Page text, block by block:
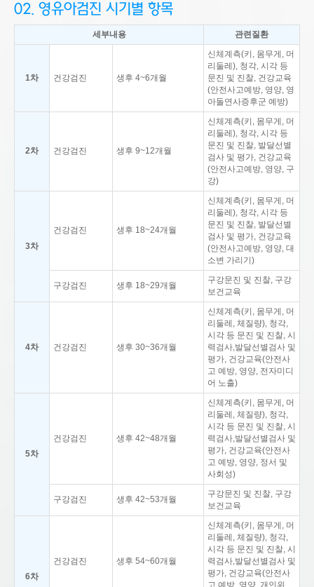
02. 영유아검진 시기별 항목
세부내용 관련질환
1차 건강검진 생후 4~6개월
신체계측(키, 몸무게, 머
리둘레), 청각, 시각 등
문진 및 진찰, 건강교육
(안전사고예방, 영양, 영
아돌연사증후군 예방)
2차 건강검진 생후 9~12개월
신체계측(키, 몸무게, 머
리둘레), 청각, 시각 등
문진 및 진찰, 발달선별
검사 및 평가, 건강교육
(안전사고예방, 영양, 구
강)
3차
건강검진 생후 18~24개월
신체계측(키, 몸무게, 머
리둘레), 청각, 시각 등
문진 및 진찰, 발달선별
검사 및 평가, 건강교육
(안전사고예방, 영양, 대
소변 가리기)
구강검진 생후 18~29개월
구강문진 및 진찰, 구강
보건교육
4차 건강검진 생후 30~36개월
신체계측(키, 몸무게, 머
리둘레, 체질량), 청각,
시각 등 문진 및 진찰, 시
력검사,발달선별검사 및
평가, 건강교육(안전사
고 예방, 영양, 전자미디
어 노출)
5차
건강검진 생후 42~48개월
신체계측(키, 몸무게, 머
리둘레, 체질량), 청각,
시각 등 문진 및 진찰, 시
력검사,발달선별검사 및
평가, 건강교육(안전사
고 예방, 영양, 정서 및
사회성)
구강검진 생후 42~53개월
구강문진 및 진찰, 구강
보건교육
6차
건강검진 생후 54~60개월
신체계측(키, 몸무게, 머
리둘레, 체질량), 청각,
시각 등 문진 및 진찰, 시
력검사,발달선별검사 및
평가, 건강교육(안전사
고 예방, 영양, 개인위